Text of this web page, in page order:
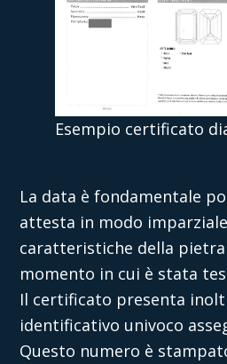
Esempio certificato
La data è fondamentale
attesta in modo
caratteristiche della
momento in cui è stata
Il certificato presenta
identificativo univoco
Questo numero è